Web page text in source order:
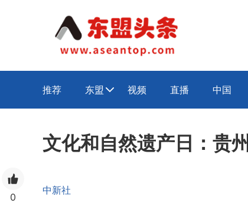
推荐 东盟  视频 直播 中国
0
文化和自然遗产日：贵
中新社